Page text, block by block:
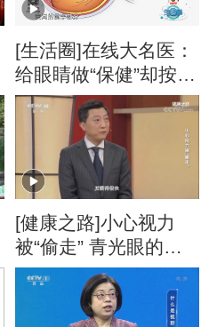
[生活圈]在线大名医：
给眼睛做“保健”却按出
青光眼？
[健康之路]小心视力
被“偷走” 青光眼的治
疗